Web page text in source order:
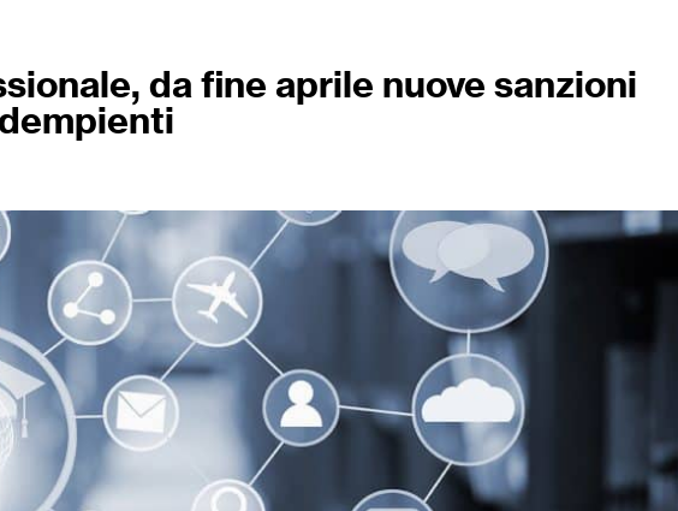
da fine aprile nuove sanzioni